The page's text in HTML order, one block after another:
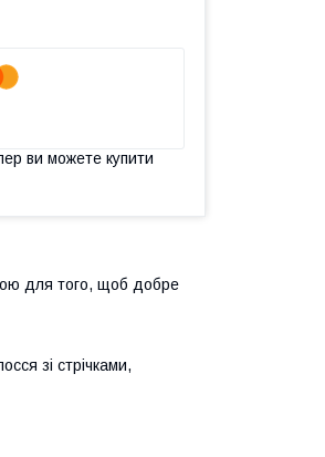
ви можете купити
для того, щоб добре
зі стрічками,